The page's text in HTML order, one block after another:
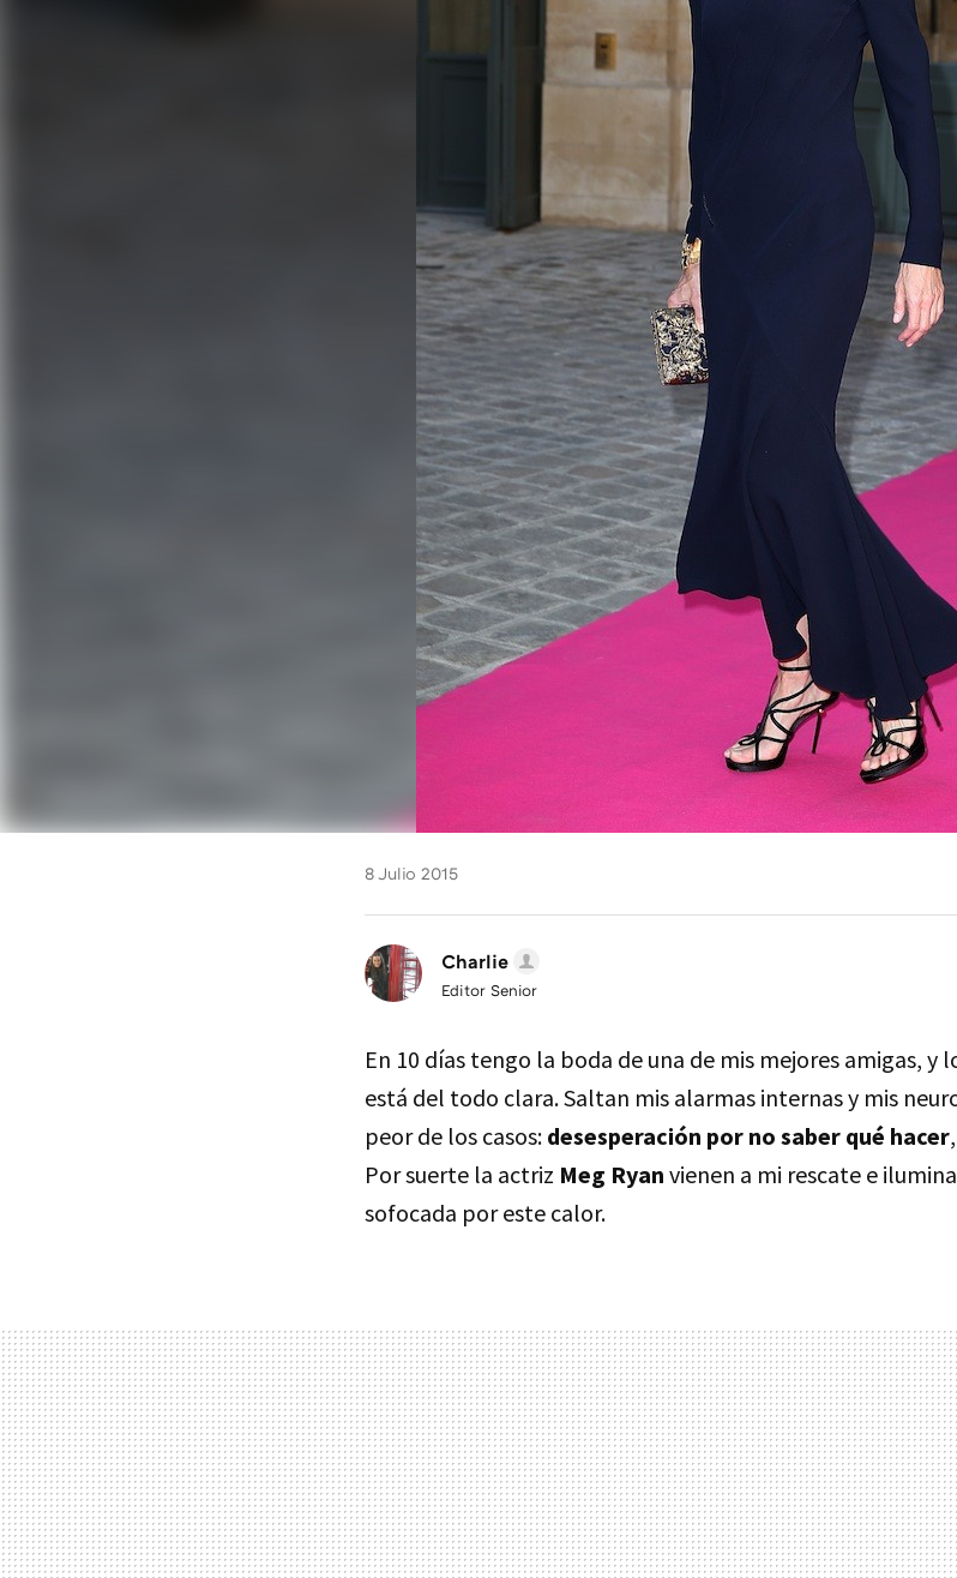
8 Julio 2015
Charlie
Editor Senior
En 10 días tengo la boda de una de mis mejores amigas, y
está del todo clara. Saltan mis alarmas internas y mis
peor de los casos: desesperación por no saber qué hacer
Por suerte la actriz Meg Ryan vienen a mi rescate e
sofocada por este calor.